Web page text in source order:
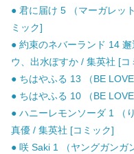
● 君に届け 5 （マーガレッ
ミック]
● 約束のネバーランド 14
ウ、出水ぽすか / 集英社 [コ
● ちはやふる 13 （BE
● ちはやふる 10 （BE
● ハニーレモンソーダ 1 （
真優 / 集英社 [コミック]
● 咲 Saki 1 （ヤングガンガ